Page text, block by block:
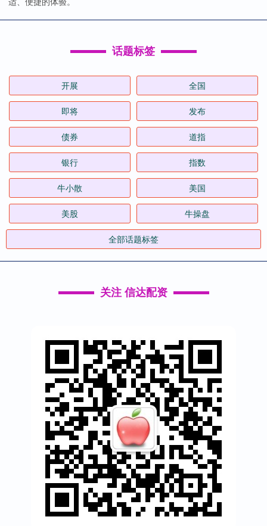
话题标签
开展 全国
即将 发布
债券 道指
银行 指数
牛小散 美国
美股 牛操盘
全部话题标签
关注 信达配资